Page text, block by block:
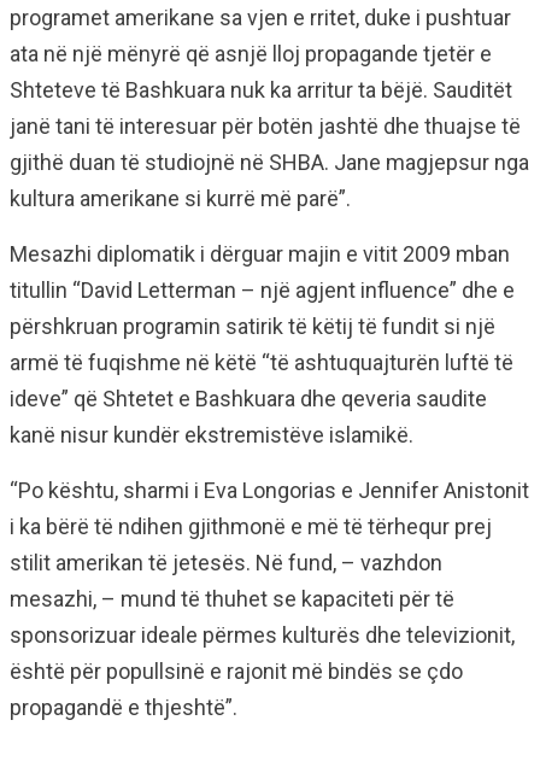
programet amerikane sa vjen e rritet, duke i pushtuar
ata në një mënyrë që asnjë lloj propagande tjetër e
Shteteve të Bashkuara nuk ka arritur ta bëjë. Sauditët
janë tani të interesuar për botën jashtë dhe thuajse të
gjithë duan të studiojnë në SHBA. Jane magjepsur nga
kultura amerikane si kurrë më parë”.
Mesazhi diplomatik i dërguar majin e vitit 2009 mban
titullin “David Letterman – një agjent influence” dhe e
përshkruan programin satirik të këtij të fundit si një
armë të fuqishme në këtë “të ashtuquajturën luftë të
ideve” që Shtetet e Bashkuara dhe qeveria saudite
kanë nisur kundër ekstremistëve islamikë.
“Po kështu, sharmi i Eva Longorias e Jennifer Anistonit
i ka bërë të ndihen gjithmonë e më të tërhequr prej
stilit amerikan të jetesës. Në fund, – vazhdon
mesazhi, – mund të thuhet se kapaciteti për të
sponsorizuar ideale përmes kulturës dhe televizionit,
është për popullsinë e rajonit më bindës se çdo
propagandë e thjeshtë”.